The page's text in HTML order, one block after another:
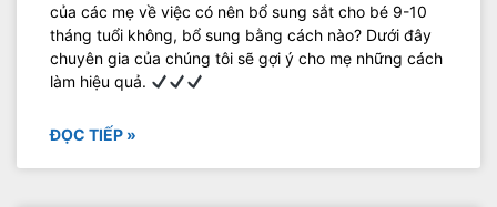
của các mẹ về việc có nên bổ sung sắt cho bé 9-10
tháng tuổi không, bổ sung bằng cách nào? Dưới đây
chuyên gia của chúng tôi sẽ gợi ý cho mẹ những cách
làm hiệu quả.
ĐỌC TIẾP »